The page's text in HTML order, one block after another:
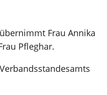
übernimmt Frau Annika
Pfleghar.